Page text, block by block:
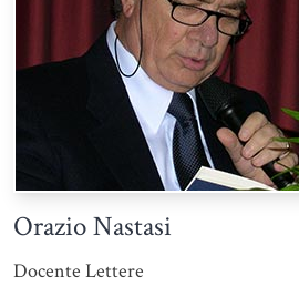
Orazio Nastasi
Docente Lettere